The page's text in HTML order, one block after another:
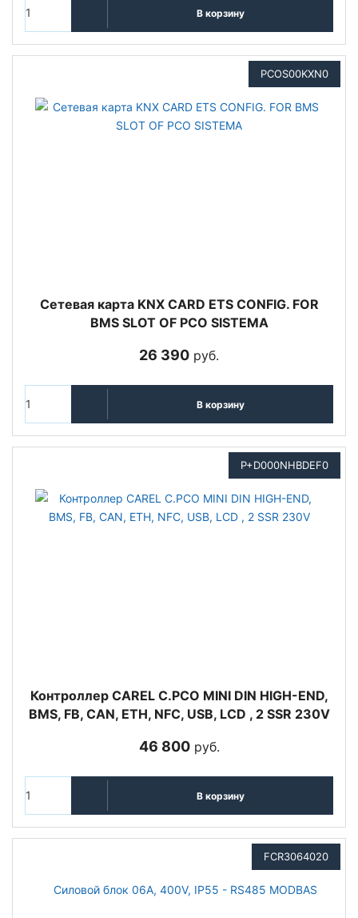
В корзину
PCOS00KXN0
Сетевая карта KNX CARD ETS CONFIG. FOR
BMS SLOT OF PCO SISTEMA
26 390 руб.
В корзину
P+D000NHBDEF0
Контроллер CAREL C.PCO MINI DIN HIGH-END,
BMS, FB, CAN, ETH, NFC, USB, LCD , 2 SSR 230V
46 800руб.
В корзину
FCR3064020